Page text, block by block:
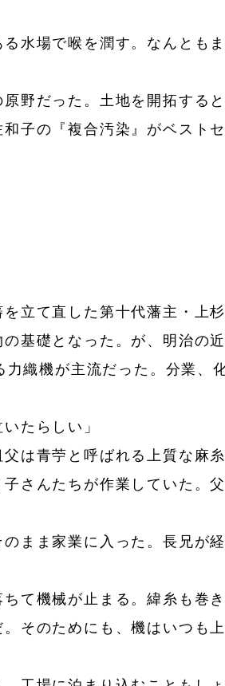
水場で喉を潤す。なんともま
野だった。土地を開拓する
子の『複合汚染』がベスト
立て直した第十代藩主・上
基礎となった。が、明治の
織機が主流だった。分業
たらしい」
は青苧と呼ばれる上質な麻
さんたちが作業していた。
まま家業に入った。長兄が
て機械が止まる。緯糸も巻
そのためにも、機はいつも